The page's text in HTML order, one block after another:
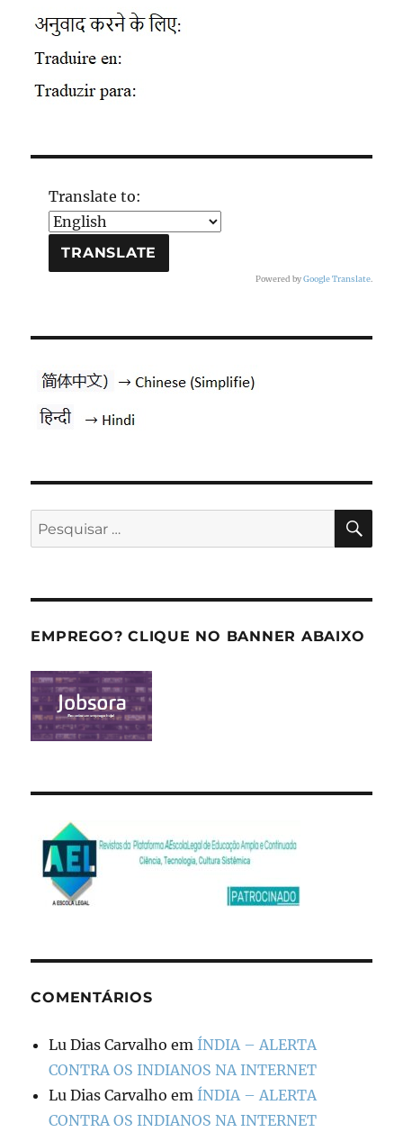
Translate to:
Powered byGoogle Translate.
Pesquisar
por:
EMPREGO? CLIQUE NO BANNER ABAIXO
COMENTÁRIOS
Lu Dias Carvalho em ÍNDIA – ALERTA
CONTRA OS INDIANOS NA INTERNET
Lu Dias Carvalho em ÍNDIA – ALERTA
CONTRA OS INDIANOS NA INTERNET